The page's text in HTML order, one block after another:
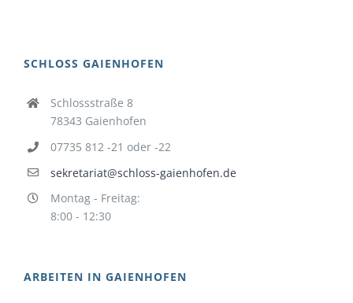
SCHLOSS GAIENHOFEN
Schlossstraße 8
78343 Gaienhofen
07735 812 -21 oder -22
sekretariat@schloss-gaienhofen.de
Montag - Freitag:
8:00 - 12:30
ARBEITEN IN GAIENHOFEN